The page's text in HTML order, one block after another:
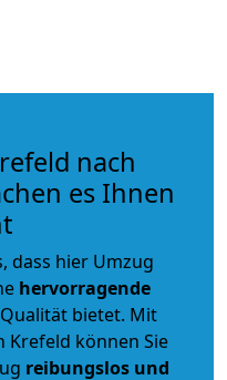
nach
es Ihnen
dass hier Umzug
hervorragende
bietet. Mit
können Sie
reibungslos und